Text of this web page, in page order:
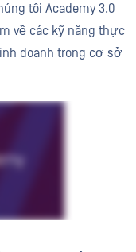
tôi Academy 3.0
về các kỹ năng thực
doanh trong cơ sở